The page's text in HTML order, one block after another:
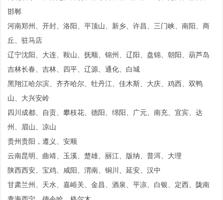
邯郸
河南郑州、开封、洛阳、平顶山、新乡、许昌、三门峡、南阳、商
丘、驻马店
辽宁沈阳、大连、鞍山、抚顺、锦州、辽阳、盘锦、朝阳、葫芦岛
吉林长春、吉林、四平、辽源、通化、白城
黑翔江哈尔滨、齐齐哈尔、牡丹江、佳木斯、大庆、鸡西、双鸭
山、大兴安岭
四川成都、自贡、攀枝花、德阳、绵阳、广元、南充、宜宾、达
州、眉山、凉山
贵州贵阳，遵义、安顺
云南昆明、曲靖、玉溪、楚雄、丽江、版纳、普洱、大理
陕西西安、宝鸡、咸阳、渭南、铜川、延安、汉中
甘肃兰州、天水、嘉峪关、金昌、酒泉、平凉、白银、定西、陇南